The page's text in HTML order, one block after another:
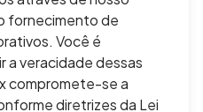
fornecimento de
Você é
a veracidade dessas
compromete-se a
diretrizes da Lei